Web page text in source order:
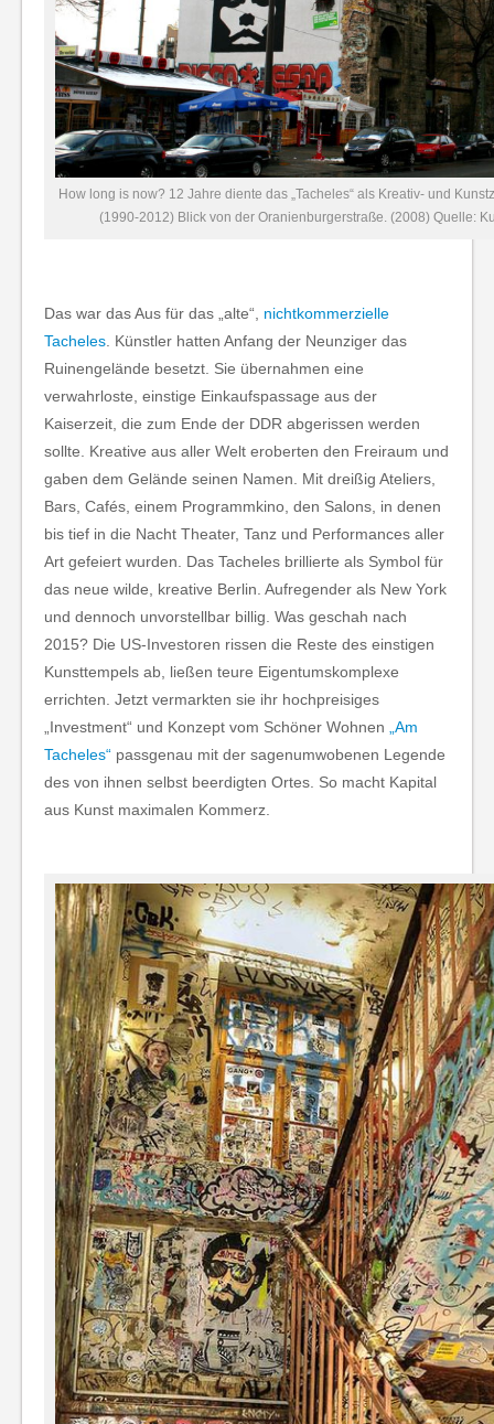
How long is now? 12 Jahre diente das „Tacheles“ als Kreativ- und
(1990-2012) Blick von der Oranienburgerstraße. (2008) Quelle:
Das war das Aus für das „alte“, nichtkommerzielle
Tacheles . Künstler hatten Anfang der Neunziger das
Ruinengelände besetzt. Sie übernahmen eine
verwahrloste, einstige Einkaufspassage aus der
Kaiserzeit, die zum Ende der DDR abgerissen werden
sollte. Kreative aus aller Welt eroberten den Freiraum und
gaben dem Gelände seinen Namen. Mit dreißig Ateliers,
Bars, Cafés, einem Programmkino, den Salons, in denen
bis tief in die Nacht Theater, Tanz und Performances aller
Art gefeiert wurden. Das Tacheles brillierte als Symbol für
das neue wilde, kreative Berlin. Aufregender als New York
und dennoch unvorstellbar billig. Was geschah nach
2015? Die US-Investoren rissen die Reste des einstigen
Kunsttempels ab, ließen teure Eigentumskomplexe
errichten. Jetzt vermarkten sie ihr hochpreisiges
„Investment“ und Konzept vom Schöner Wohnen
„Am
Tacheles“ passgenau mit der sagenumwobenen Legende
des von ihnen selbst beerdigten Ortes. So macht Kapital
aus Kunst maximalen Kommerz.